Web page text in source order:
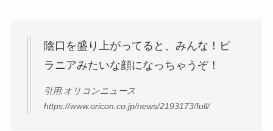
陰口を盛り上がってると、みんな！ピ
ラニアみたいな顔になっちゃうぞ！
引用:オリコンニュース
https://www.oricon.co.jp/news/2193173/full/